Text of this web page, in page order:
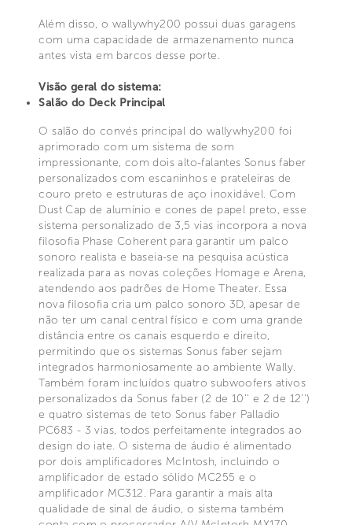
Além disso, o wallywhy200 possui duas garagens
com uma capacidade de armazenamento nunca
antes vista em barcos desse porte.
Visão geral do sistema:
Salão do Deck Principal
O salão do convés principal do wallywhy200 foi
aprimorado com um sistema de som
impressionante, com dois alto-falantes Sonus faber
personalizados com escaninhos e prateleiras de
couro preto e estruturas de aço inoxidável. Com
Dust Cap de alumínio e cones de papel preto, esse
sistema personalizado de 3,5 vias incorpora a nova
filosofia Phase Coherent para garantir um palco
sonoro realista e baseia-se na pesquisa acústica
realizada para as novas coleções Homage e Arena,
atendendo aos padrões de Home Theater. Essa
nova filosofia cria um palco sonoro 3D, apesar de
não ter um canal central físico e com uma grande
distância entre os canais esquerdo e direito,
permitindo que os sistemas Sonus faber sejam
integrados harmoniosamente ao ambiente Wally.
Também foram incluídos quatro subwoofers ativos
personalizados da Sonus faber (2 de 10'' e 2 de 12'')
e quatro sistemas de teto Sonus faber Palladio
PC683 - 3 vias, todos perfeitamente integrados ao
design do iate. O sistema de áudio é alimentado
por dois amplificadores McIntosh, incluindo o
amplificador de estado sólido MC255 e o
amplificador MC312. Para garantir a mais alta
qualidade de sinal de áudio, o sistema também